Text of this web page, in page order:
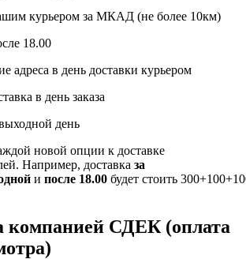
курьером за МКАД (не более 10км)
18.00
адреса в день доставки курьером
в день заказа
день
новой опции к доставке
Например, доставка за
и после 18.00 будет стоить
компанией СДЕК (оплата